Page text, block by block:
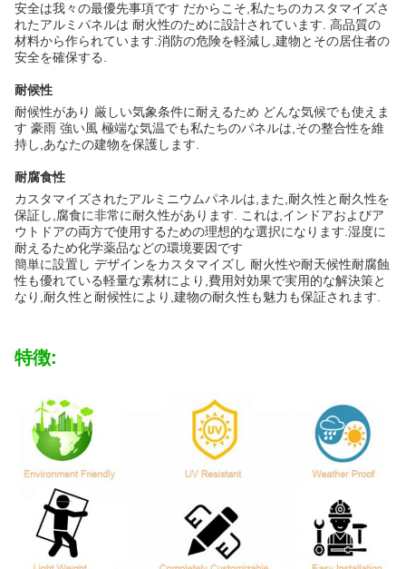
安全は我々の最優先事項です だからこそ,私たちのカスタマイズさ
れたアルミパネルは 耐火性のために設計されています. 高品質の
材料から作られています.消防の危険を軽減し,建物とその居住者の
安全を確保する.
耐候性
耐候性があり 厳しい気象条件に耐えるため どんな気候でも使えま
す 豪雨 強い風 極端な気温でも私たちのパネルは,その整合性を維
持し,あなたの建物を保護します.
耐腐食性
カスタマイズされたアルミニウムパネルは,また,耐久性と耐久性を
保証し,腐食に非常に耐久性があります. これは,インドアおよびア
ウトドアの両方で使用するための理想的な選択になります.湿度に
耐えるため化学薬品などの環境要因です
簡単に設置し デザインをカスタマイズし 耐火性や耐天候性耐腐蝕
性も優れている軽量な素材により,費用対効果で実用的な解決策と
なり,耐久性と耐候性により,建物の耐久性も魅力も保証されます.
特徴: